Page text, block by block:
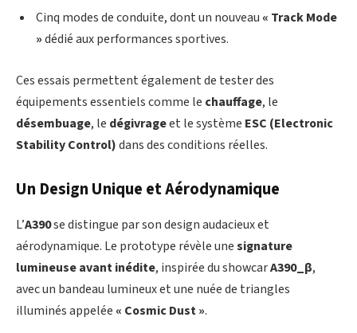
Cinq modes de conduite, dont un nouveau « Track Mode
»dédié aux performances sportives.
Ces essais permettent également de tester des
équipements essentiels comme le chauffage, le
désembuage, le dégivrageet le système ESC (Electronic
Stability Control)dans des conditions réelles.
Un Design Unique et Aérodynamique
L’A390se distingue par son design audacieux et
aérodynamique. Le prototype révèle unesignature
lumineuse avant inédite, inspirée du showcarA390_β,
avec un bandeau lumineux et une nuée de triangles
illuminés appelée « Cosmic Dust ».